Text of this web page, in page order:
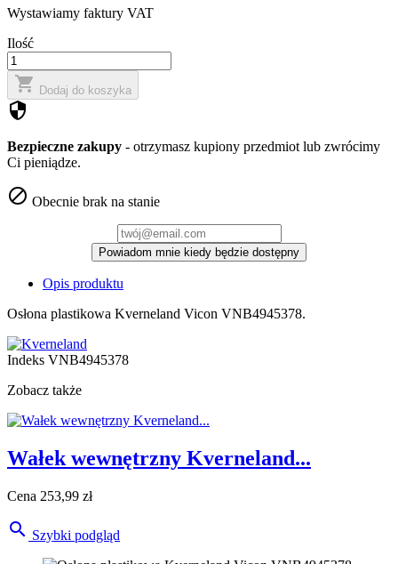
Wystawiamy faktury VAT
Ilość
 Dodaj do koszyka
security
Bezpieczne zakupy - otrzymasz kupiony przedmiot lub zwrócimy
Ci pieniądze.
 Obecnie brak na stanie
Powiadom mnie kiedy będzie dostępny
Opis produktu
Osłona plastikowa Kverneland Vicon VNB4945378.
Indeks VNB4945378
Zobacz także
Wałek wewnętrzny Kverneland...
Cena 253,99 zł
 Szybki podgląd